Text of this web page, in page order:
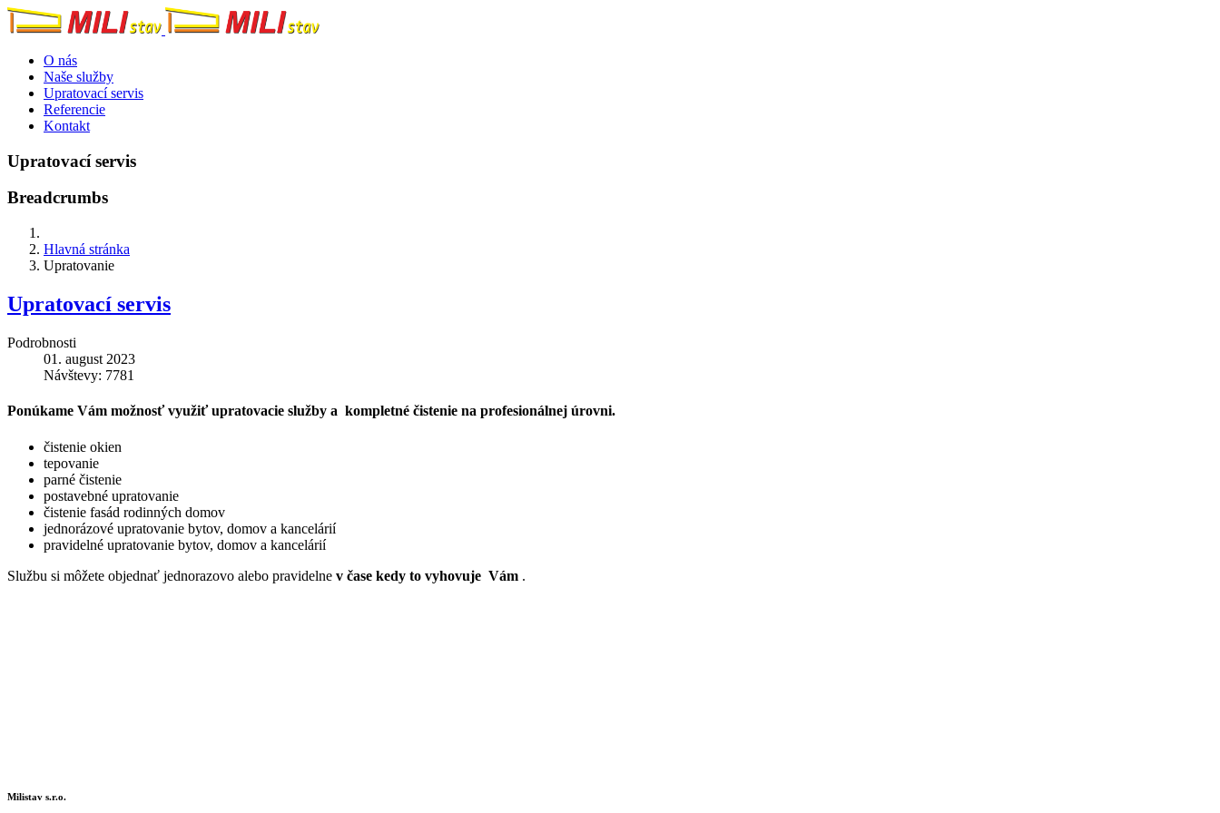
O nás
Naše služby
Upratovací servis
Referencie
Kontakt
Upratovací servis
Breadcrumbs
Hlavná stránka
Upratovanie
Upratovací servis
Podrobnosti
01. august 2023
Návštevy: 7781
Ponúkame Vám možnosť využiť upratovacie služby a kompletné čistenie na profesionálnej úrovni.
čistenie okien
tepovanie
parné čistenie
postavebné upratovanie
čistenie fasád rodinných domov
jednorázové upratovanie bytov, domov a kancelárií
pravidelné upratovanie bytov, domov a kancelárií
Službu si môžete objednať jednorazovo alebo pravidelne v čase kedy to vyhovuje Vám .
Milistav s.r.o.